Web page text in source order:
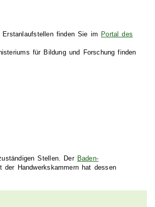
Erstanlaufstellen finden Sie im
Portal des
für Bildung und Forschung finden
Stellen. Der Baden-
der Handwerkskammern hat dessen